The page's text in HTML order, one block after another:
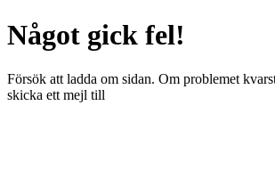
Något gick fel!
Försök att ladda om sidan. Om problemet
skicka ett mejl till